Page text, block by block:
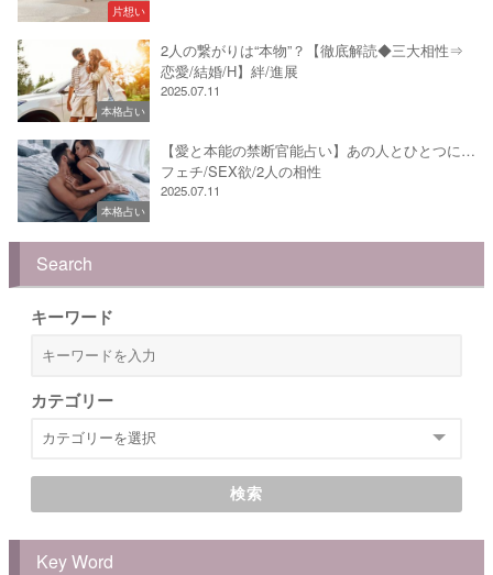
片想い
本格占い
2人の繋がりは“本物”？【徹底解読◆三大相性⇒
恋愛/結婚/H】絆/進展
2025.07.11
本格占い
【愛と本能の禁断官能占い】あの人とひとつに…
フェチ/SEX欲/2人の相性
2025.07.11
Search
キーワード
カテゴリー
検索
Key Word